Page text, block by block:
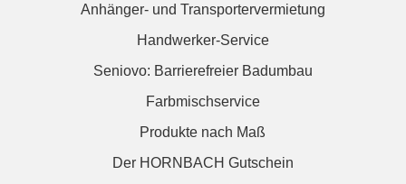
Anhänger- und Transportervermietung
Handwerker-Service
Seniovo: Barrierefreier Badumbau
Farbmischservice
Produkte nach Maß
Der HORNBACH Gutschein